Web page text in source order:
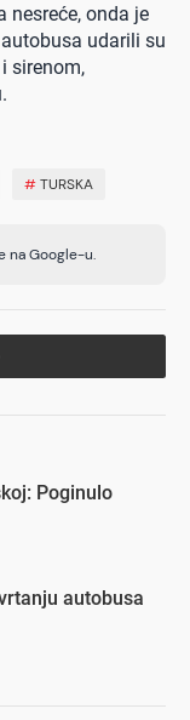
nesreće, onda je
udarili su
sirenom,
#TURSKA
na Google-u.
Poginulo
autobusa